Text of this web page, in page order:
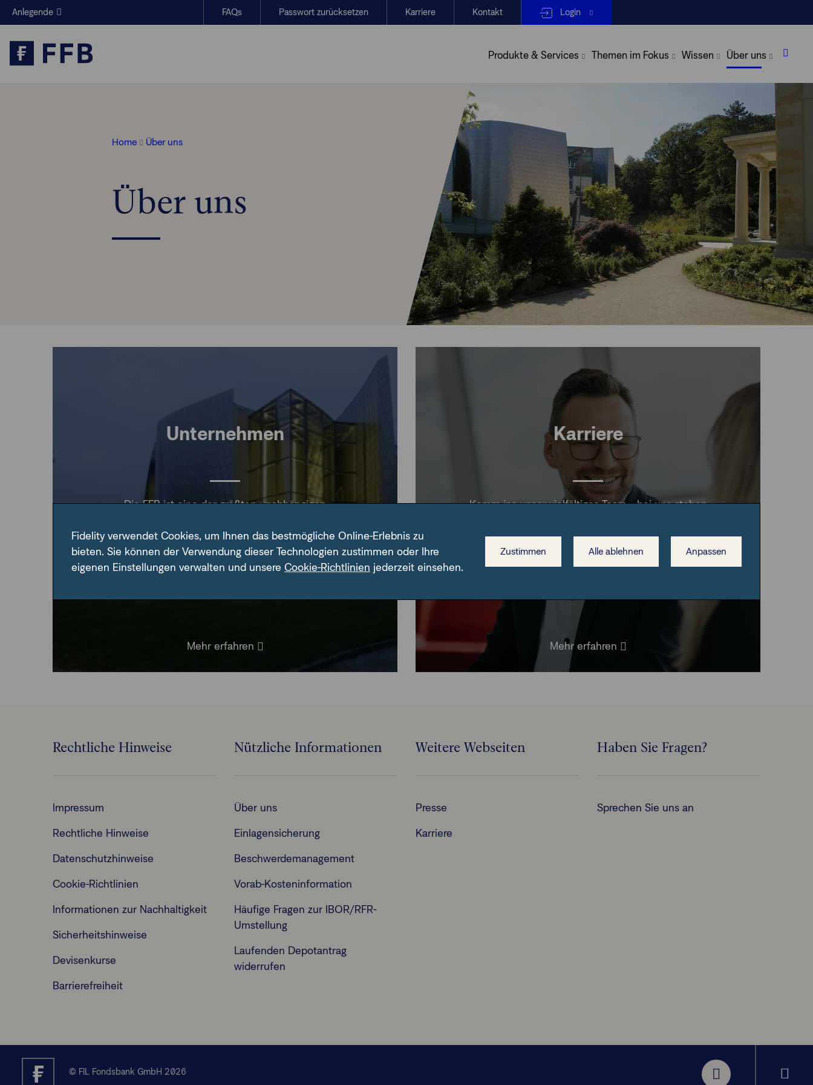
Anlegende
Finanzberatende
FAQs Passwort zurücksetzen Karriere Kontakt Login
Produkte & Services Themen im Fokus Wissen Über uns
Home Über uns
Über uns
Unternehmen
Die FFB ist eine der größten unabhängigen
Fondsbank unterstützen wir freie Finanzberater und
Privatkunden mit attraktiven Lösungen dabei, ihre
Vermögensziele zu erreichen.
Mehr erfahren
Karriere
Komm ins unser vielfältiges Team - bei uns stehen
Mehr erfahren
Rechtliche Hinweise
Impressum
Rechtliche Hinweise
Datenschutzhinweise
Cookie-Richtlinien
Informationen zur Nachhaltigkeit
Sicherheitshinweise
Devisenkurse
Barrierefreiheit
Nützliche Informationen
Über uns
Einlagensicherung
Beschwerdemanagement
Vorab-Kosteninformation
Häufige Fragen zur IBOR/RFR-
Umstellung
Laufenden Depotantrag
widerrufen
Weitere Webseiten
Presse
Karriere
Haben Sie Fragen?
Sprechen Sie uns an
© FIL Fondsbank GmbH 2026
Fidelity verwendet Cookies, um Ihnen das bestmögliche Online-Erlebnis zu
bieten. Sie können der Verwendung dieser Technologien zustimmen oder Ihre
eigenen Einstellungen verwalten und unsere Cookie-Richtlinien jederzeit einsehen.
Zustimmen Alle ablehnen Anpassen